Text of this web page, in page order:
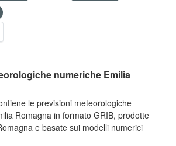
numeriche Emilia
le previsioni meteorologiche
Romagna in formato GRIB, prodotte
e basate sui modelli numerici